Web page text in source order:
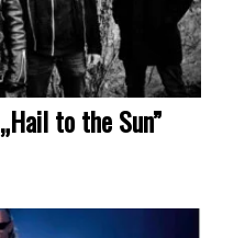
to the Sun”